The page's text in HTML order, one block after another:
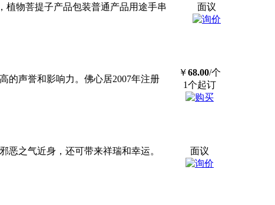
植物菩提子产品包装普通产品用途手串
面议
的声誉和影响力。佛心居2007年注册
￥68.00/个
1个起订
恶之气近身，还可带来祥瑞和幸运。
面议